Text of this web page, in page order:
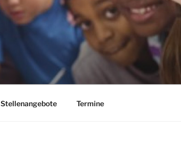
Stellenangebote Termine